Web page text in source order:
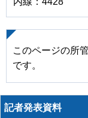
このページの所
です。
記者発表資料